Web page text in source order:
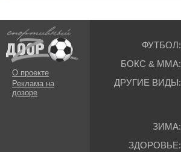
О проекте
Реклама на
дозоре
ФУТБОЛ:
БОКС & ММА:
ДРУГИЕ ВИДЫ:
ЗИМА:
ЗДОРОВЬЕ: